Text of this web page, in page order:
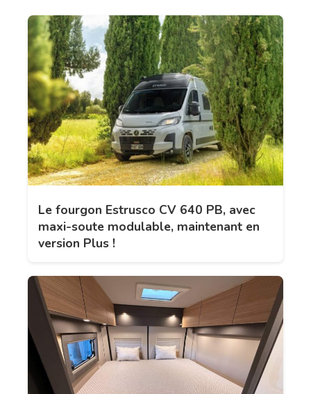
Le fourgon Estrusco CV 640 PB, avec
maxi-soute modulable, maintenant en
version Plus !